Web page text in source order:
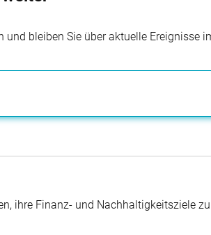
und bleiben Sie über aktuelle
ihre Finanz- und Nachhaltigkeitsziele